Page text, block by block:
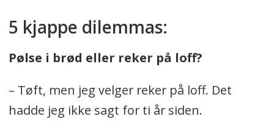
5 kjappe dilemmas:
Pølse i brød eller reker på loff?
– Tøft, men jeg velger reker på loff. Det
hadde jeg ikke sagt for ti år siden.